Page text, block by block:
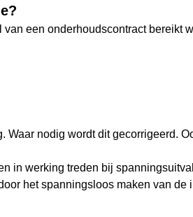
een onderhoudscontract bereikt
nodig wordt dit gecorrigeerd.
in werking treden bij
het spanningsloos maken van de